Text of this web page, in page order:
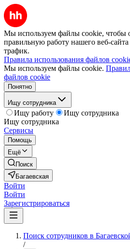
Мы используем файлы cookie, чтобы
правильную работу нашего веб-сайта
трафик.
Правила использования файлов
Мы используем файлы cookie.
файлов cookie
Понятно
Ищу сотрудника
Ищу работу
Ищу сотрудника
Ищу сотрудника
Сервисы
Помощь
Ещё
Поиск
Багаевская
Войти
Войти
Зарегистрироваться
Поиск сотрудников в
/